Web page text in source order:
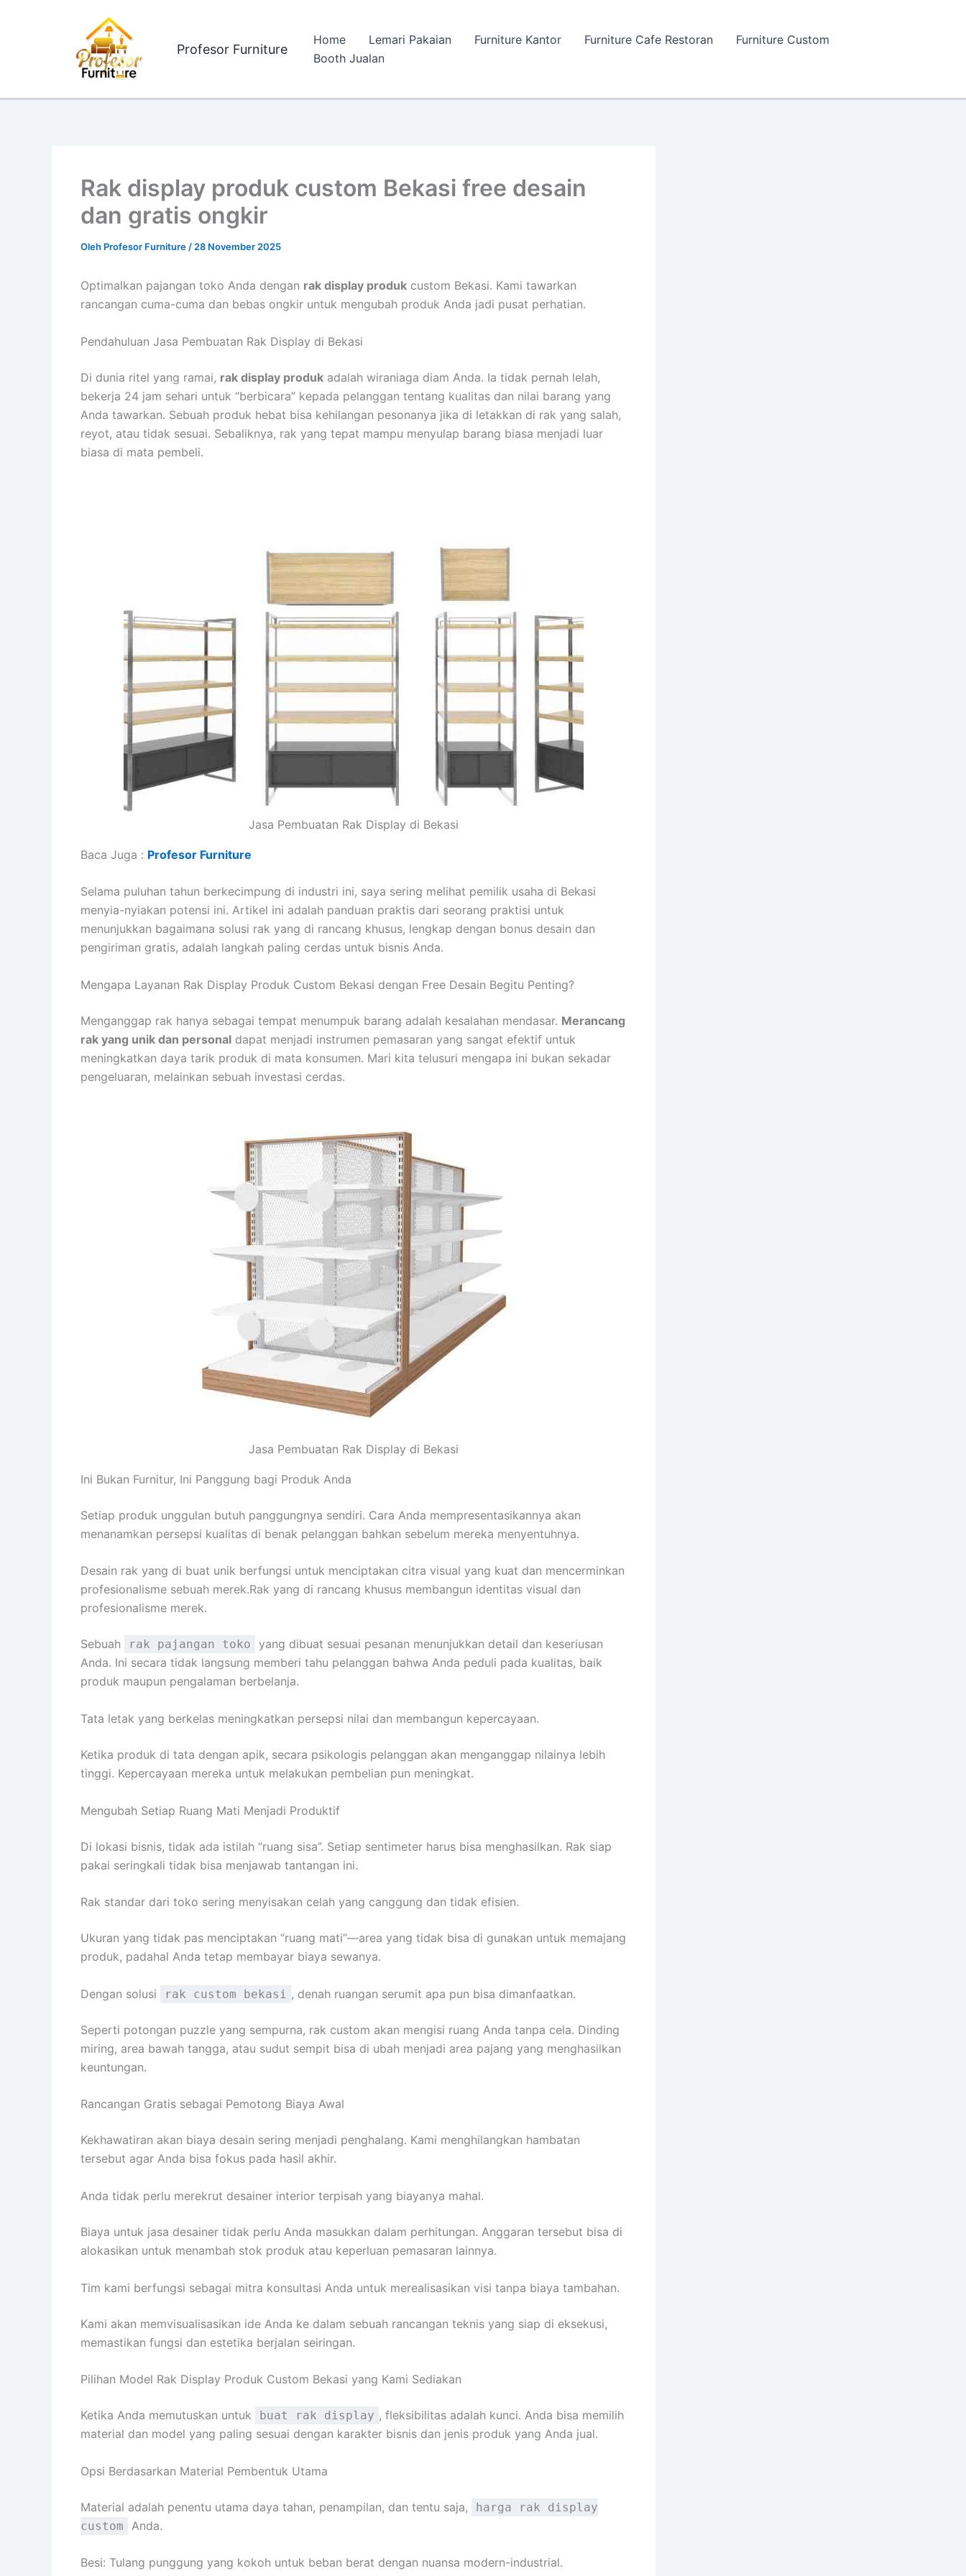
Profesor Furniture
Home Lemari Pakaian Furniture Kantor Furniture Cafe Restoran
Furniture Custom
Booth Jualan
Rak display produk custom Bekasi free desain
dan gratis ongkir
Oleh Profesor Furniture / 28 November 2025
Optimalkan pajangan toko Anda dengan rak display produk custom Bekasi. Kami tawarkan
rancangan cuma-cuma dan bebas ongkir untuk mengubah produk Anda jadi pusat perhatian.
Pendahuluan Jasa Pembuatan Rak Display di Bekasi
Di dunia ritel yang ramai, rak display produk adalah wiraniaga diam Anda. Ia tidak pernah lelah,
bekerja 24 jam sehari untuk “berbicara” kepada pelanggan tentang kualitas dan nilai barang yang
Anda tawarkan. Sebuah produk hebat bisa kehilangan pesonanya jika di letakkan di rak yang salah,
reyot, atau tidak sesuai. Sebaliknya, rak yang tepat mampu menyulap barang biasa menjadi luar
biasa di mata pembeli.
Jasa Pembuatan Rak Display di Bekasi
Baca Juga : Profesor Furniture
Selama puluhan tahun berkecimpung di industri ini, saya sering melihat pemilik usaha di Bekasi
menyia-nyiakan potensi ini. Artikel ini adalah panduan praktis dari seorang praktisi untuk
menunjukkan bagaimana solusi rak yang di rancang khusus, lengkap dengan bonus desain dan
pengiriman gratis, adalah langkah paling cerdas untuk bisnis Anda.
Mengapa Layanan Rak Display Produk Custom Bekasi dengan Free Desain Begitu Penting?
Menganggap rak hanya sebagai tempat menumpuk barang adalah kesalahan mendasar. Merancang
rak yang unik dan personal dapat menjadi instrumen pemasaran yang sangat efektif untuk
meningkatkan daya tarik produk di mata konsumen. Mari kita telusuri mengapa ini bukan sekadar
pengeluaran, melainkan sebuah investasi cerdas.
Jasa Pembuatan Rak Display di Bekasi
Ini Bukan Furnitur, Ini Panggung bagi Produk Anda
Setiap produk unggulan butuh panggungnya sendiri. Cara Anda mempresentasikannya akan
menanamkan persepsi kualitas di benak pelanggan bahkan sebelum mereka menyentuhnya.
Desain rak yang di buat unik berfungsi untuk menciptakan citra visual yang kuat dan mencerminkan
profesionalisme sebuah merek.Rak yang di rancang khusus membangun identitas visual dan
profesionalisme merek.
Sebuah rak pajangan toko
yang dibuat sesuai pesanan menunjukkan detail dan keseriusan
Anda. Ini secara tidak langsung memberi tahu pelanggan bahwa Anda peduli pada kualitas, baik
produk maupun pengalaman berbelanja.
Tata letak yang berkelas meningkatkan persepsi nilai dan membangun kepercayaan.
Ketika produk di tata dengan apik, secara psikologis pelanggan akan menganggap nilainya lebih
tinggi. Kepercayaan mereka untuk melakukan pembelian pun meningkat.
Mengubah Setiap Ruang Mati Menjadi Produktif
Di lokasi bisnis, tidak ada istilah “ruang sisa”. Setiap sentimeter harus bisa menghasilkan. Rak siap
pakai seringkali tidak bisa menjawab tantangan ini.
Rak standar dari toko sering menyisakan celah yang canggung dan tidak efisien.
Ukuran yang tidak pas menciptakan “ruang mati”—area yang tidak bisa di gunakan untuk memajang
produk, padahal Anda tetap membayar biaya sewanya.
Dengan solusi rak custom bekasi , denah ruangan serumit apa pun bisa dimanfaatkan.
Seperti potongan puzzle yang sempurna, rak custom akan mengisi ruang Anda tanpa cela. Dinding
miring, area bawah tangga, atau sudut sempit bisa di ubah menjadi area pajang yang menghasilkan
keuntungan.
Rancangan Gratis sebagai Pemotong Biaya Awal
Kekhawatiran akan biaya desain sering menjadi penghalang. Kami menghilangkan hambatan
tersebut agar Anda bisa fokus pada hasil akhir.
Anda tidak perlu merekrut desainer interior terpisah yang biayanya mahal.
Biaya untuk jasa desainer tidak perlu Anda masukkan dalam perhitungan. Anggaran tersebut bisa di
alokasikan untuk menambah stok produk atau keperluan pemasaran lainnya.
Tim kami berfungsi sebagai mitra konsultasi Anda untuk merealisasikan visi tanpa biaya tambahan.
Kami akan memvisualisasikan ide Anda ke dalam sebuah rancangan teknis yang siap di eksekusi,
memastikan fungsi dan estetika berjalan seiringan.
Pilihan Model Rak Display Produk Custom Bekasi yang Kami Sediakan
Ketika Anda memutuskan untuk buat rak display , fleksibilitas adalah kunci. Anda bisa memilih
material dan model yang paling sesuai dengan karakter bisnis dan jenis produk yang Anda jual.
Opsi Berdasarkan Material Pembentuk Utama
Material adalah penentu utama daya tahan, penampilan, dan tentu saja,
harga rak display
custom
Anda.
Besi: Tulang punggung yang kokoh untuk beban berat dengan nuansa modern-industrial.